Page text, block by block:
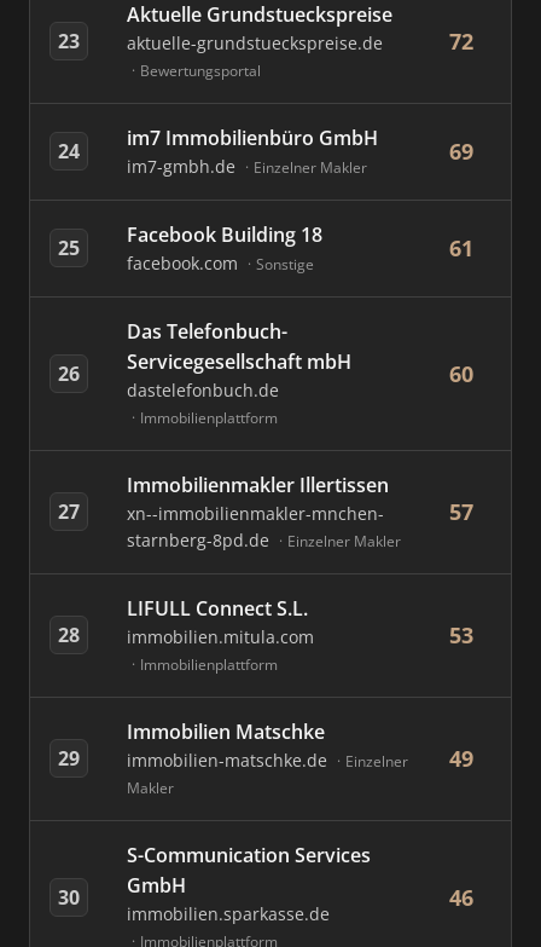
23
Aktuelle Grundstueckspreise
aktuelle-grundstueckspreise.de
Bewertungsportal
72
24 im7 Immobilienbüro GmbH
im7-gmbh.de Einzelner Makler
69
25 Facebook Building 18
facebook.com Sonstige
61
26
Das Telefonbuch-
Servicegesellschaft mbH
dastelefonbuch.de
Immobilienplattform
60
27
Immobilienmakler Illertissen
xn--immobilienmakler-mnchen-
starnberg-8pd.de
Einzelner Makler
57
28
LIFULL Connect S.L.
immobilien.mitula.com
Immobilienplattform
53
29
Immobilien Matschke
immobilien-matschke.de
Einzelner
Makler
49
30
S-Communication Services
GmbH
immobilien.sparkasse.de
Immobilienplattform
46